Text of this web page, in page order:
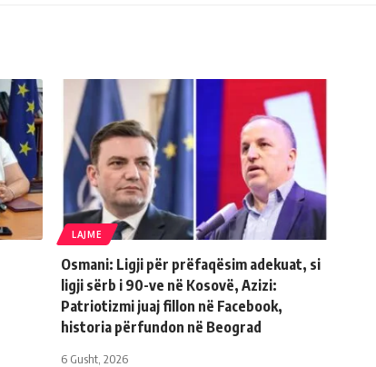
LAJME
Osmani: Ligji për prëfaqësim adekuat, si
ligji sërb i 90-ve në Kosovë, Azizi:
Patriotizmi juaj fillon në Facebook,
historia përfundon në Beograd
6 Gusht, 2026